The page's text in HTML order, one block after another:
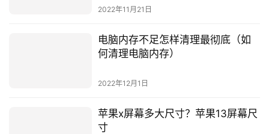
2022年11月21日
电脑内存不足怎样清理最彻底（如
何清理电脑内存）
2022年12月1日
苹果x屏幕多大尺寸？苹果13屏幕尺
寸